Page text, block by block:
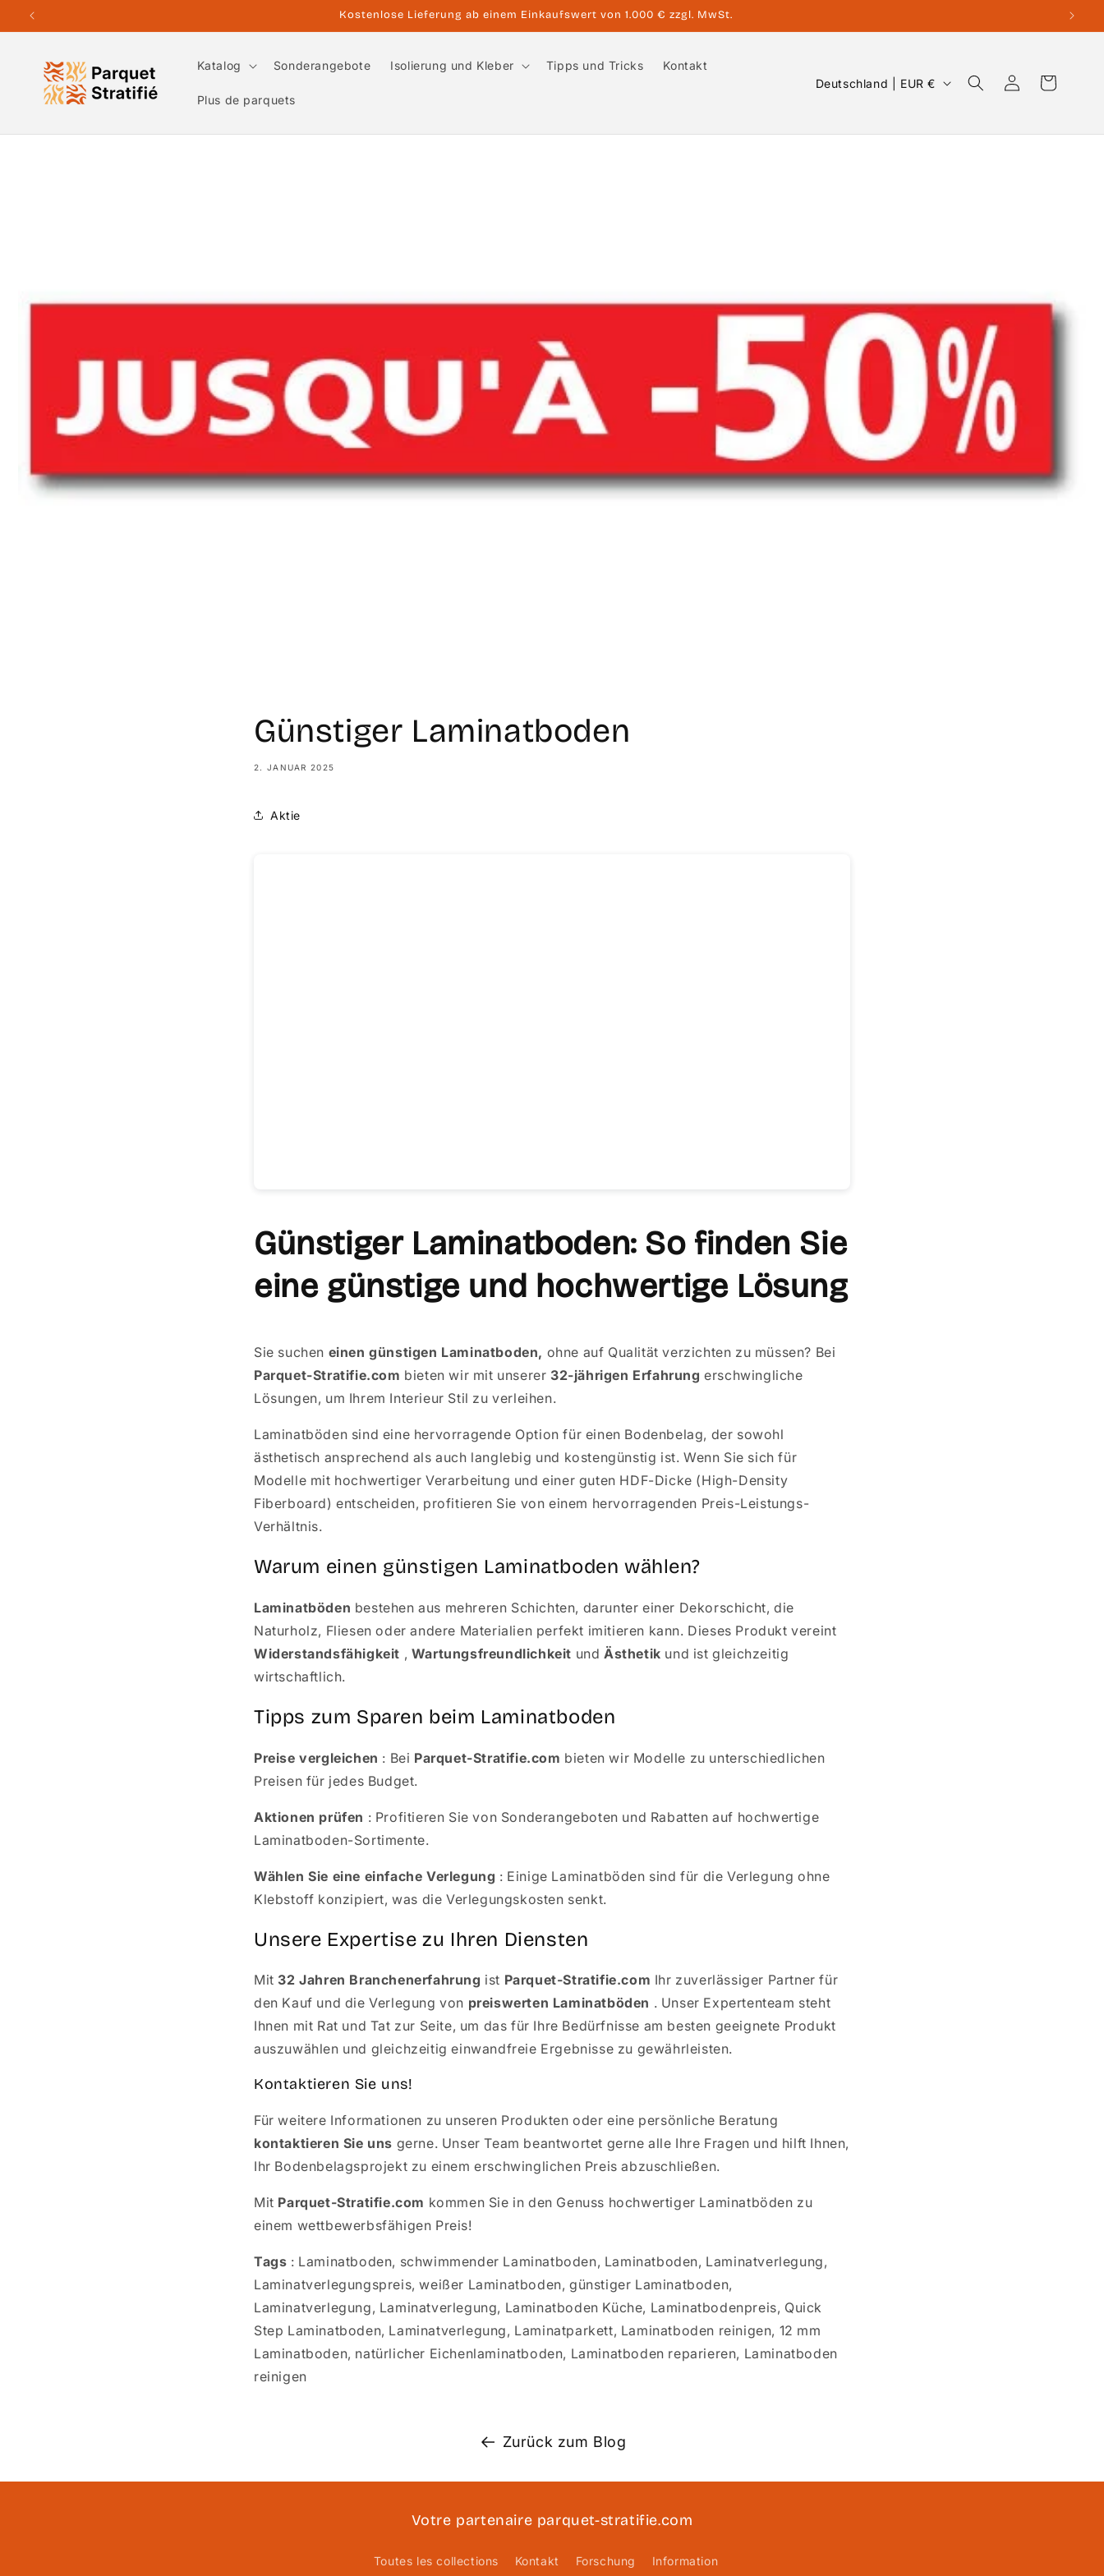
zum
Inhalt
Kostenlose Lieferung ab einem Einkaufswert von 1.000 € zzgl. MwSt.
Katalog Sonderangebote Isolierung und Kleber Tipps und Tricks Kontakt
Plus de parquets
Land/Region Deutschland | EUR € EinloggenWarenkorb
Günstiger Laminatboden
2. JANUAR 2025
Aktie
Günstiger Laminatboden: So finden Sie
eine günstige und hochwertige Lösung
Sie suchen einen günstigen Laminatboden, ohne auf Qualität verzichten zu müssen? Bei
Parquet-Stratifie.com bieten wir mit unserer 32-jährigen Erfahrung erschwingliche
Lösungen, um Ihrem Interieur Stil zu verleihen.
Laminatböden sind eine hervorragende Option für einen Bodenbelag, der sowohl
ästhetisch ansprechend als auch langlebig und kostengünstig ist. Wenn Sie sich für
Modelle mit hochwertiger Verarbeitung und einer guten HDF-Dicke (High-Density
Fiberboard) entscheiden, profitieren Sie von einem hervorragenden Preis-Leistungs-
Verhältnis.
Warum einen günstigen Laminatboden wählen?
Laminatböden bestehen aus mehreren Schichten, darunter einer Dekorschicht, die
Naturholz, Fliesen oder andere Materialien perfekt imitieren kann. Dieses Produkt vereint
Widerstandsfähigkeit , Wartungsfreundlichkeit undÄsthetik und ist gleichzeitig
wirtschaftlich.
Tipps zum Sparen beim Laminatboden
Preise vergleichen : Bei Parquet-Stratifie.com bieten wir Modelle zu unterschiedlichen
Preisen für jedes Budget.
Aktionen prüfen : Profitieren Sie von Sonderangeboten und Rabatten auf hochwertige
Laminatboden-Sortimente.
Wählen Sie eine einfache Verlegung : Einige Laminatböden sind für die Verlegung ohne
Klebstoff konzipiert, was die Verlegungskosten senkt.
Unsere Expertise zu Ihren Diensten
Mit 32 Jahren Branchenerfahrung ist Parquet-Stratifie.com Ihr zuverlässiger Partner für
den Kauf und die Verlegung von preiswerten Laminatböden . Unser Expertenteam steht
Ihnen mit Rat und Tat zur Seite, um das für Ihre Bedürfnisse am besten geeignete Produkt
auszuwählen und gleichzeitig einwandfreie Ergebnisse zu gewährleisten.
Kontaktieren Sie uns!
Für weitere Informationen zu unseren Produkten oder eine persönliche Beratung
kontaktieren Sie uns gerne. Unser Team beantwortet gerne alle Ihre Fragen und hilft Ihnen,
Ihr Bodenbelagsprojekt zu einem erschwinglichen Preis abzuschließen.
Mit Parquet-Stratifie.com kommen Sie in den Genuss hochwertiger Laminatböden zu
einem wettbewerbsfähigen Preis!
Tags : Laminatboden, schwimmender Laminatboden, Laminatboden, Laminatverlegung,
Laminatverlegungspreis, weißer Laminatboden, günstiger Laminatboden,
Laminatverlegung, Laminatverlegung, Laminatboden Küche, Laminatbodenpreis, Quick
Step Laminatboden, Laminatverlegung, Laminatparkett, Laminatboden reinigen, 12 mm
Laminatboden, natürlicher Eichenlaminatboden, Laminatboden reparieren, Laminatboden
reinigen
Zurück zum Blog
Votre partenaire parquet-stratifie.com
Toutes les collections Kontakt Forschung Information